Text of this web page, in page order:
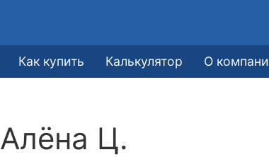
Как купить Калькулятор О
Алёна Ц.